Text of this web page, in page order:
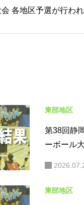
各地区予選が行わ
東部地区
第38回静
ーボール
東部地区